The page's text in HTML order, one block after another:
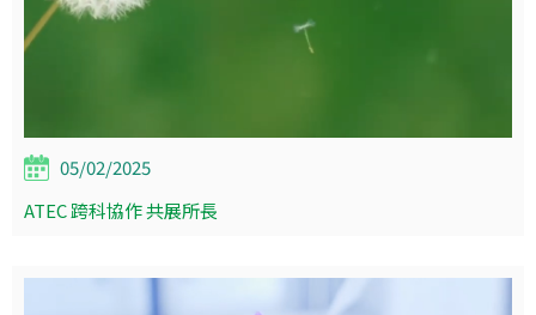
05/02/2025
ATEC 跨科協作 共展所長